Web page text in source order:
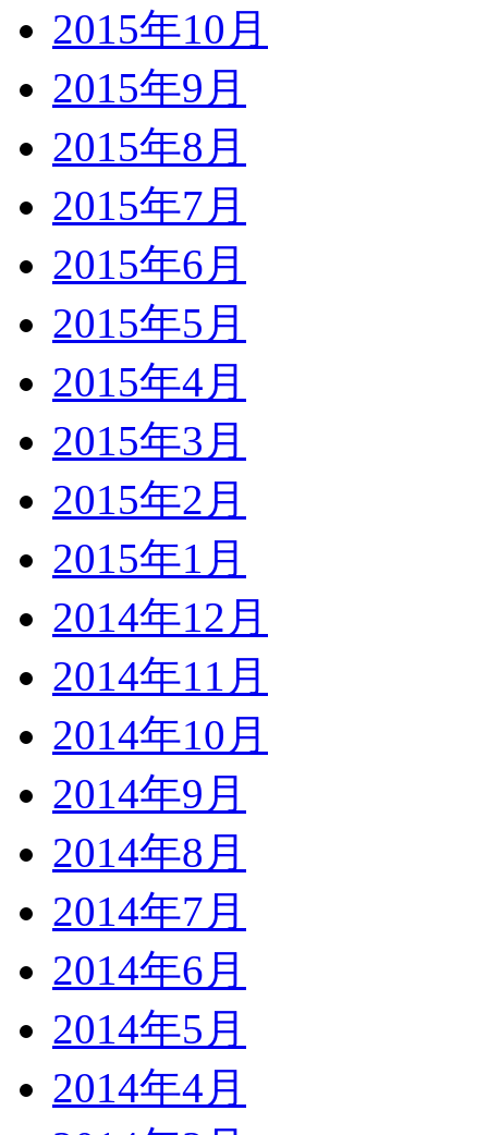
2015年10月
2015年9月
2015年8月
2015年7月
2015年6月
2015年5月
2015年4月
2015年3月
2015年2月
2015年1月
2014年12月
2014年11月
2014年10月
2014年9月
2014年8月
2014年7月
2014年6月
2014年5月
2014年4月